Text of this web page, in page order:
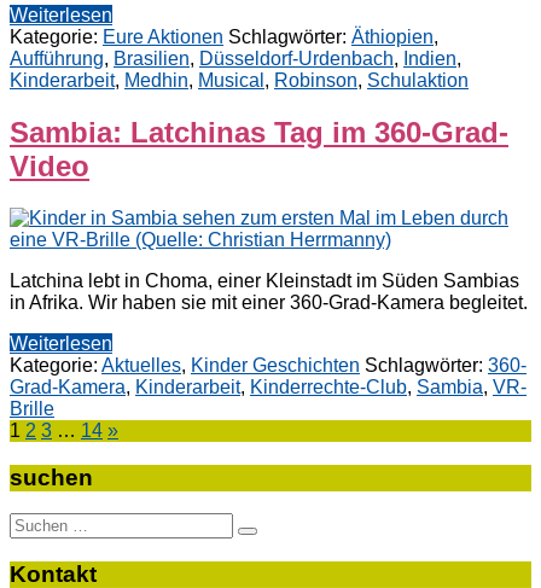
Weiterlesen
Kategorie: Eure Aktionen Schlagwörter: Äthiopien,
Aufführung, Brasilien, Düsseldorf-Urdenbach, Indien,
Kinderarbeit, Medhin, Musical , Robinson, Schulaktion
Sambia: Latchinas Tag im 360-Grad-
Video
Latchina lebt in Choma, einer Kleinstadt im Süden Sambias
in Afrika. Wir haben sie mit einer 360-Grad-Kamera begleitet.
Weiterlesen
Kategorie: Aktuelles, Kinder Geschichten Schlagwörter: 360-
Grad-Kamera, Kinderarbeit, Kinderrechte-Club, Sambia, VR-
Brille
1 2 3 … 14 »
suchen
Suche
nach:
Kontakt